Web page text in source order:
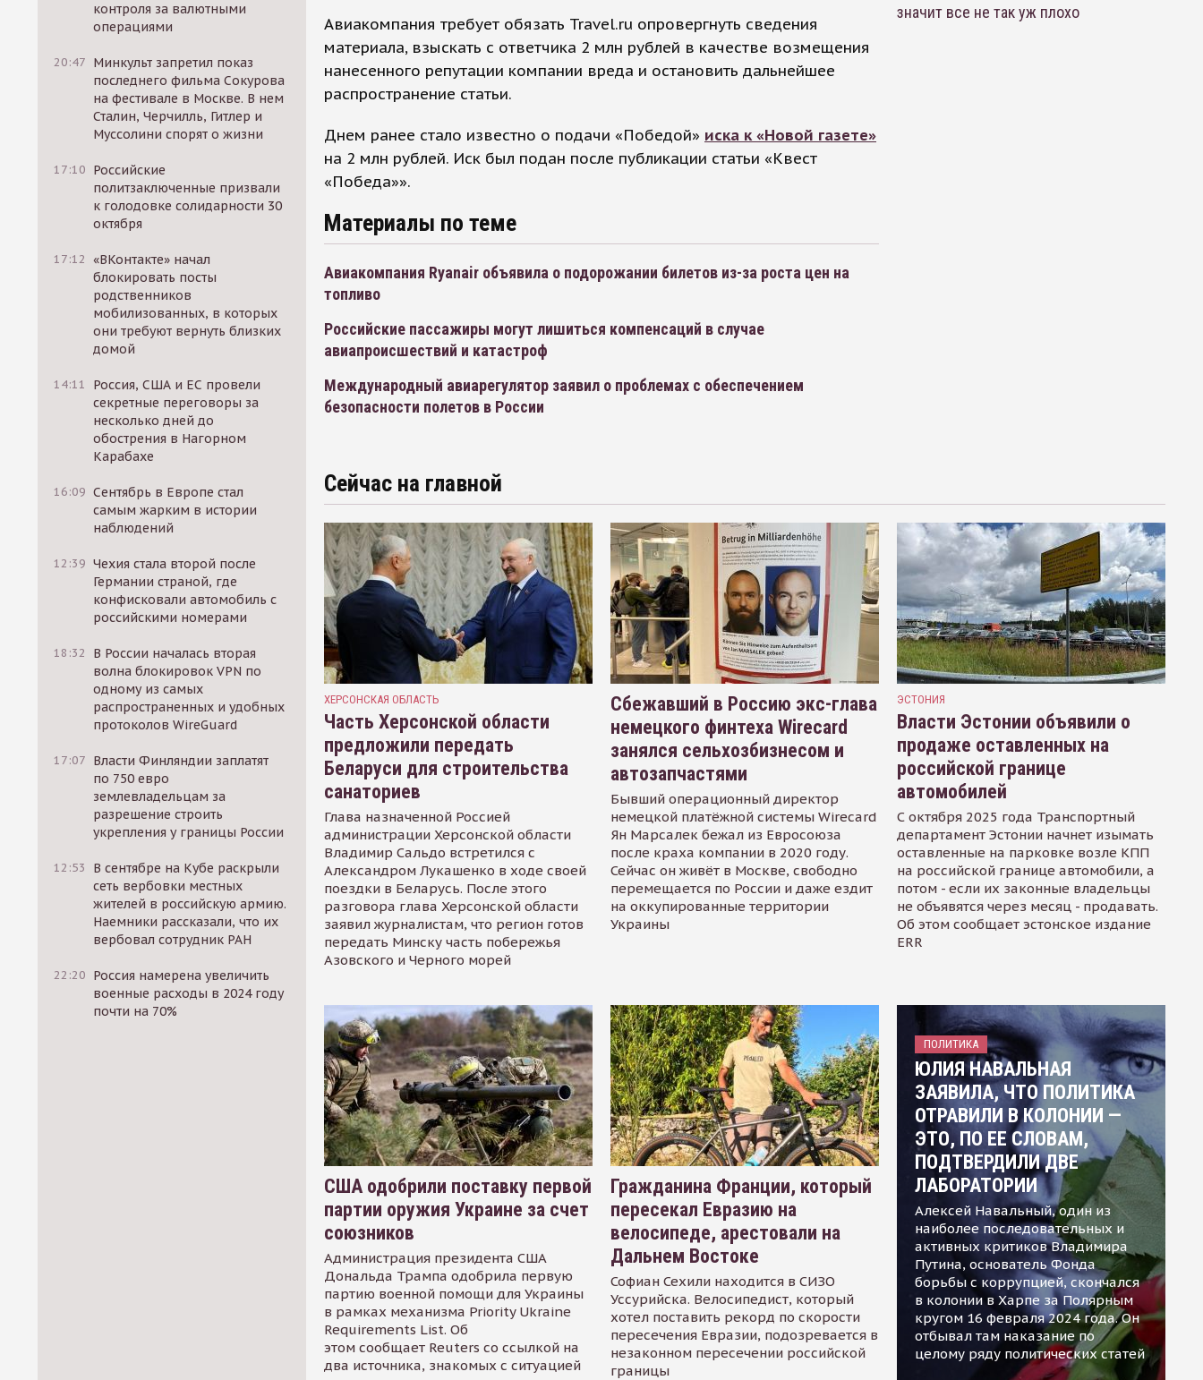
контроля за валютными
операциями
20:47 Минкульт запретил показ
последнего фильма Сокурова
на фестивале в Москве. В нем
Сталин, Черчилль, Гитлер и
Муссолини спорят о жизни
17:10 Российские
политзаключенные призвали
к голодовке солидарности 30
октября
17:12 «ВКонтакте» начал
блокировать посты
родственников
мобилизованных, в которых
они требуют вернуть близких
домой
14:11
Россия, США и ЕС провели
секретные переговоры за
несколько дней до
обострения в Нагорном
Карабахе
16:09 Сентябрь в Европе стал
самым жарким в истории
наблюдений
12:39 Чехия стала второй после
Германии страной, где
конфисковали автомобиль с
российскими номерами
18:32
В России началась вторая
волна блокировок VPN по
одному из самых
распространенных и удобных
протоколов WireGuard
17:07 Власти Финляндии заплатят
по 750 евро
землевладельцам за
разрешение строить
укрепления у границы России
12:53
В сентябре на Кубе раскрыли
сеть вербовки местных
жителей в российскую армию.
Наемники рассказали, что их
вербовал сотрудник РАН
22:20 Россия намерена увеличить
военные расходы в 2024 году
почти на 70%
Авиакомпания требует обязать Trаvel.ru опровергнуть сведения
материала, взыскать с ответчика 2 млн рублей в качестве возмещения
нанесенного репутации компании вреда и остановить дальнейшее
распространение статьи.
Днем ранее стало известно о подачи «Победой» иска к «Новой газете»
на 2 млн рублей. Иск был подан после публикации статьи «Квест
«Победа»».
Материалы по теме
Авиакомпания Ryanair объявила о подорожании билетов из-за роста цен на
топливо
Российские пассажиры могут лишиться компенсаций в случае
авиапроисшествий и катастроф
Международный авиарегулятор заявил о проблемах с обеспечением
безопасности полетов в России
значит все не так уж плохо
Сейчас на главной
ХЕРСОНСКАЯ ОБЛАСТЬ
Часть Херсонской области
предложили передать
Беларуси для строительства
санаториев
Глава назначенной Россией
администрации Херсонской области
Владимир Сальдо встретился с
Александром Лукашенко в ходе своей
поездки в Беларусь. После этого
разговора глава Херсонской области
заявил журналистам, что регион готов
передать Минску часть побережья
Азовского и Черного морей
Сбежавший в Россию экс-глава
немецкого финтеха Wirecard
занялся сельхозбизнесом и
автозапчастями
Бывший операционный директор
немецкой платёжной системы Wirecard
Ян Марсалек бежал из Евросоюза
после краха компании в 2020 году.
Сейчас он живёт в Москве, свободно
перемещается по России и даже ездит
на оккупированные территории
Украины
ЭСТОНИЯ
Власти Эстонии объявили о
продаже оставленных на
российской границе
автомобилей
С октября 2025 года Транспортный
департамент Эстонии начнет изымать
оставленные на парковке возле КПП
на российской границе автомобили, а
потом - если их законные владельцы
не объявятся через месяц - продавать.
Об этом сообщает эстонское издание
ERR
США одобрили поставку первой
партии оружия Украине за счет
союзников
Администрация президента США
Дональда Трампа одобрила первую
партию военной помощи для Украины
в рамках механизма Priority Ukraine
Requirements List. Об
этом сообщает Reuters со ссылкой на
два источника, знакомых с ситуацией
Гражданина Франции, который
пересекал Евразию на
велосипеде, арестовали на
Дальнем Востоке
Софиан Сехили находится в СИЗО
Уссурийска. Велосипедист, который
хотел поставить рекорд по скорости
пересечения Евразии, подозревается в
незаконном пересечении российской
границы
ПОЛИТИКА
ЮЛИЯ НАВАЛЬНАЯ
ЗАЯВИЛА, ЧТО ПОЛИТИКА
ОТРАВИЛИ В КОЛОНИИ —
ЭТО, ПО ЕЕ СЛОВАМ,
ПОДТВЕРДИЛИ ДВЕ
ЛАБОРАТОРИИ
Алексей Навальный, один из
наиболее последовательных и
активных критиков Владимира
Путина, основатель Фонда
борьбы с коррупцией, скончался
в колонии в Харпе за Полярным
кругом 16 февраля 2024 года. Он
отбывал там наказание по
целому ряду политических статей